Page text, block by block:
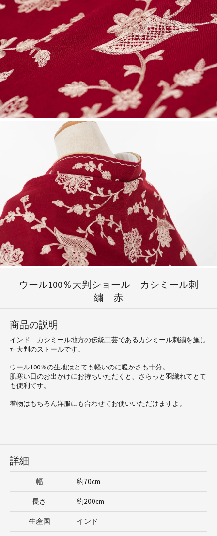
ウール100％大判ショール カシミール刺
繍 赤
商品の説明
インド カシミール地方の伝統工芸であるカシミール刺繍を施し
た大判のストールです。
ウール100％の生地はとても軽いのに暖かさも十分。
肌寒い日のお出かけにお持ちいただくと、さらっと羽織れてとて
も便利です。
着物はもちろん洋服にも合わせてお使いいただけますよ。
詳細
幅 約70cm
長さ 約200cm
生産国 インド